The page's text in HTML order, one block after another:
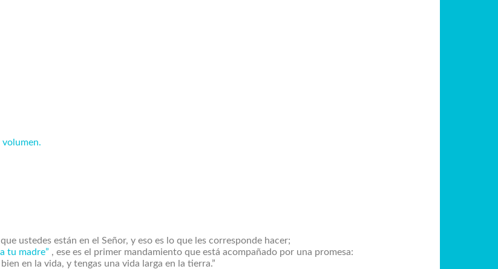
ustedes están en el Señor, y eso es lo que les corresponde hacer;
tu madre” , ese es el primer mandamiento que está acompañado por una promesa:
en la vida, y tengas una vida larga en la tierra.”